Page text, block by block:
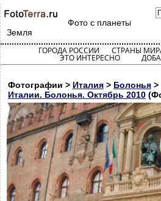
Фото с планеты
Земля
ГОРОДА РОССИИ СТРАНЫ
ЭТО ИНТЕРЕСНО
Фотографии > Италия > Болонья >
Италии. Болонья. Октябрь 2010